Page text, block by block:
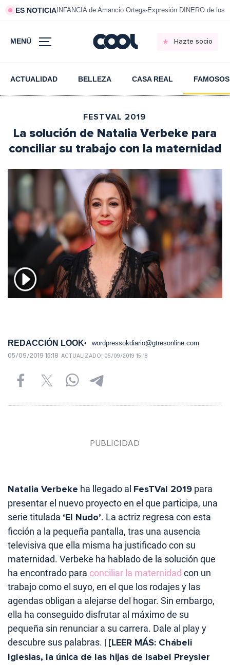
ES NOTICIA INFANCIA de Amancio Ortega Expresión DINERO de los
MENÚ Hazte socio
ACTUALIDAD BELLEZA CASA REAL FAMOSOS
FESTVAL 2019
La solución de Natalia Verbeke para
conciliar su trabajo con la maternidad
REDACCIÓN LOOK wordpressokdiario@gtresonline.com
05/09/2019 15:18 ACTUALIZADO: 05/09/2019 15:18
Natalia Verbeke ha llegado al FesTVal 2019 para
presentar el nuevo proyecto en el que participa, una
serie titulada ‘El Nudo’. La actriz regresa con esta
ficción a la pequeña pantalla, tras una ausencia
televisiva que ella misma ha justificado con su
maternidad. Verbeke ha hablado de la solución que
ha encontrado para conciliar la maternidad con un
trabajo como el suyo, en el que los rodajes y las
agendas obligan a alejarse del hogar. Sin embargo,
ella ha conseguido disfrutar al máximo de su
pequeña sin renunciar a su carrera. Dale al play y
descubre sus palabras. | [LEER MÁS: Chábeli
Iglesias, la única de las hijas de Isabel Preysler